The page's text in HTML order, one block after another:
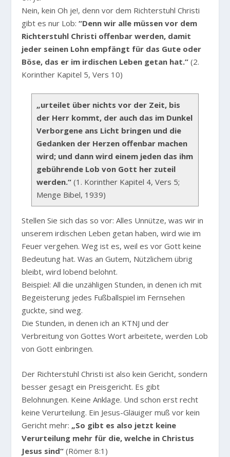
Nein, kein Oh je!, denn vor dem Richterstuhl Christi
gibt es nur Lob:“Denn wir alle müssen vor dem
Richterstuhl Christi offenbar werden, damit
jeder seinen Lohn empfängt für das Gute oder
Böse, das er im irdischen Leben getan hat.” (2.
Korinther Kapitel 5, Vers 10)
„urteilet über nichts vor der Zeit, bis
der Herr kommt, der auch das im Dunkel
Verborgene ans Licht bringen und die
Gedanken der Herzen offenbar machen
wird; und dann wird einem jeden das ihm
gebührende Lob von Gott her zuteil
werden.“ (1. Korinther Kapitel 4, Vers 5;
Menge Bibel, 1939)
Stellen Sie sich das so vor: Alles Unnütze, was wir in
unserem irdischen Leben getan haben, wird wie im
Feuer vergehen. Weg ist es, weil es vor Gott keine
Bedeutung hat. Was an Gutem, Nützlichem übrig
bleibt, wird lobend belohnt.
Beispiel: All die unzähligen Stunden, in denen ich mit
Begeisterung jedes Fußballspiel im Fernsehen
guckte, sind weg.
Die Stunden, in denen ich an KTNJ und der
Verbreitung von Gottes Wort arbeitete, werden Lob
von Gott einbringen.
Der Richterstuhl Christi ist also kein Gericht, sondern
besser gesagt ein Preisgericht. Es gibt
Belohnungen. Keine Anklage. Und schon erst recht
keine Verurteilung. Ein Jesus-Gläuiger muß vor kein
Gericht mehr: „So gibt es also jetzt keine
Verurteilung mehr für die, welche in Christus
Jesus sind“ (Römer 8:1)